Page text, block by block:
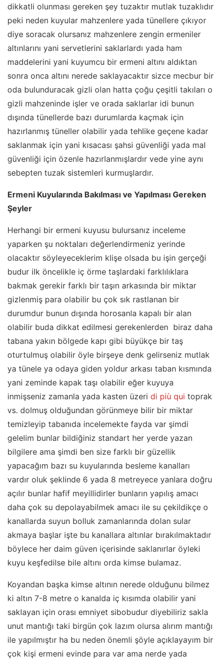
dikkatli olunması gereken şey tuzaktır mutlak tuzaklıdır
peki neden kuyular mahzenlere yada tünellere çıkıyor
diye soracak olursanız mahzenlere zengin ermeniler
altınlarını yani servetlerini saklarlardı yada ham
maddelerini yani kuyumcu bir ermeni altını aldıktan
sonra onca altını nerede saklayacaktır sizce mecbur bir
oda bulunduracak gizli olan hatta çoğu çeşitli takıları o
gizli mahzeninde işler ve orada saklarlar idi bunun
dışında tünellerde bazı durumlarda kaçmak için
hazırlanmış tüneller olabilir yada tehlike geçene kadar
saklanmak için yani kısacası şahsi güvenliği yada mal
güvenliği için özenle hazırlanmışlardır vede yine aynı
sebepten tuzak sistemleri kurmuşlardır.
Ermeni Kuyularında Bakılması ve Yapılması Gereken
Şeyler
Herhangi bir ermeni kuyusu bulursanız inceleme
yaparken şu noktaları değerlendirmeniz yerinde
olacaktır söyleyeceklerim klişe olsada bu işin gerçeği
budur ilk öncelikle iç örme taşlardaki farklılıklara
bakmak gerekir farklı bir taşın arkasında bir miktar
gizlenmiş para olabilir bu çok sık rastlanan bir
durumdur bunun dışında horosanla kapalı bir alan
olabilir buda dikkat edilmesi gerekenlerden biraz daha
tabana yakın bölgede kapı gibi büyükçe bir taş
oturtulmuş olabilir öyle birşeye denk gelirseniz mutlak
ya tünele ya odaya giden yoldur arkası taban kısmında
yani zeminde kapak taşı olabilir eğer kuyuya
inmişseniz zamanla yada kasten üzeri di più qui toprak
vs. dolmuş olduğundan görünmeye bilir bir miktar
temizleyip tabanıda incelemekte fayda var şimdi
gelelim bunlar bildiğiniz standart her yerde yazan
bilgilere ama şimdi ben size farklı bir güzellik
yapacağım bazı su kuyularında besleme kanalları
vardır oluk şeklinde 6 yada 8 metreyece yanlara doğru
açılır bunlar hafif meyillidirler bunların yapılış amacı
daha çok su depolayabilmek amacı ile su çekildikçe o
kanallarda suyun bolluk zamanlarında dolan sular
akmaya başlar işte bu kanallara altınlar bırakılmaktadır
böylece her daim güven içerisinde saklanırlar öyleki
kuyu keşfedilse bile altını orda kimse bulamaz.
Koyandan başka kimse altının nerede olduğunu bilmez
ki altın 7-8 metre o kanalda iç kısımda olabilir yani
saklayan için orası emniyet sibobudur diyebiliriz sakla
unut mantığı taki birgün çok lazım olursa alırım mantığı
ile yapılmıştır ha bu neden önemli şöyle açıklayayım bir
çok kişi ermeni evinde para var ama nerde yada